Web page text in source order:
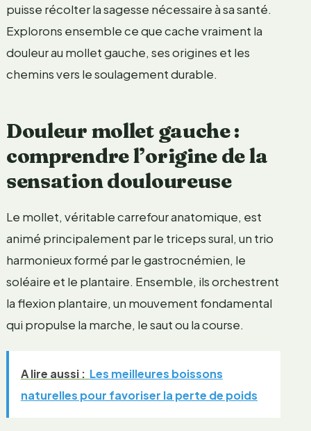
puisse récolter la sagesse nécessaire à sa santé.
Explorons ensemble ce que cache vraiment la
douleur au mollet gauche, ses origines et les
chemins vers le soulagement durable.
Douleur mollet gauche :
comprendre l’origine de la
sensation douloureuse
Le mollet, véritable carrefour anatomique, est
animé principalement par le triceps sural, un trio
harmonieux formé par le gastrocnémien, le
soléaire et le plantaire. Ensemble, ils orchestrent
la flexion plantaire, un mouvement fondamental
qui propulse la marche, le saut ou la course.
A lire aussi : Les meilleures boissons
naturelles pour favoriser la perte de poids